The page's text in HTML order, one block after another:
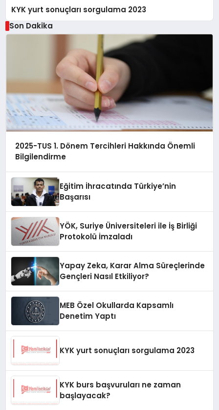
KYK yurt sonuçları sorgulama 2023
Son Dakika
2025-TUS 1. Dönem Tercihleri Hakkında Önemli
Bilgilendirme
Eğitim İhracatında Türkiye’nin
Başarısı
YÖK, Suriye Üniversiteleri ile İş Birliği
Protokolü İmzaladı
Yapay Zeka, Karar Alma Süreçlerinde
Gençleri Nasıl Etkiliyor?
MEB Özel Okullarda Kapsamlı
Denetim Yaptı
KYK yurt sonuçları sorgulama 2023
KYK burs başvuruları ne zaman
başlayacak?